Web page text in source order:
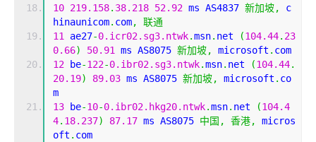
10 219.158. 38.218 52.92 ms AS4837 新加坡,
c
hinaunicom. com,
联通
11
ae27-0.icr02.sg3.ntwk.msn. net (104.44. 23
0.66) 50.91 ms AS8075 新加坡, microsoft . com
12 be-122-0.ibr02.sg3.ntwk.msn. net (104.44.
20.19) 89.03 ms AS8075 新加坡, microsoft . co
m
13 be-10-0.ibr02.hkg20.ntwk.msn. net (104.4
4. 18.237) 87.17 ms AS8075 中国, 香港,
micros
oft . com